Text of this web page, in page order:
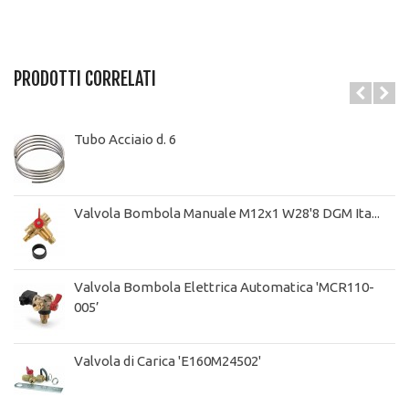
PRODOTTI CORRELATI
Tubo Acciaio d. 6
Valvola Bombola Manuale M12x1 W28'8 DGM Ita...
Valvola Bombola Elettrica Automatica 'MCR110-
005’
Valvola di Carica 'E160M24502'